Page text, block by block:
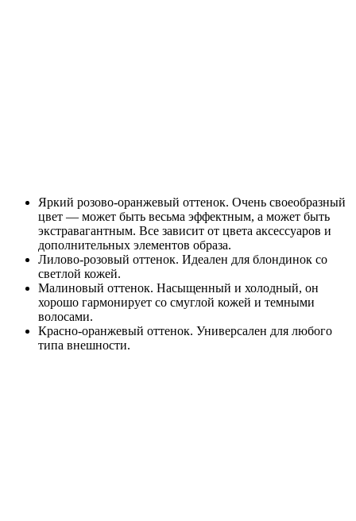
Яркий розово-оранжевый оттенок. Очень своеобразный
цвет — может быть весьма эффектным, а может быть
экстравагантным. Все зависит от цвета аксессуаров и
дополнительных элементов образа.
Лилово-розовый оттенок. Идеален для блондинок со
светлой кожей.
Малиновый оттенок. Насыщенный и холодный, он
хорошо гармонирует со смуглой кожей и темными
волосами.
Красно-оранжевый оттенок. Универсален для любого
типа внешности.